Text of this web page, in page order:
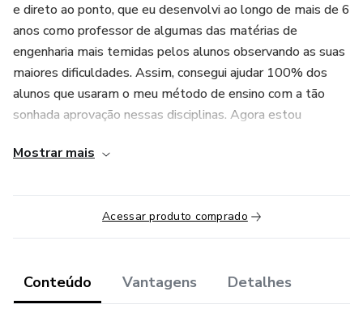
e direto ao ponto, que eu desenvolvi ao longo de mais de 6
anos como professor de algumas das matérias de
engenharia mais temidas pelos alunos observando as suas
maiores dificuldades. Assim, consegui ajudar 100% dos
alunos que usaram o meu método de ensino com a tão
sonhada aprovação nessas disciplinas. Agora estou
juntos e para que você seja aprovado sem passar pelas
Minha experiência como Engenheiro de Processos atuando
em diversos projetos para diferentes segmentos
desenvolvido para qualquer pessoa que deseja entender
Mecânica dos Fluidos!
Mostrar mais
Acessar produto comprado
Conteúdo Vantagens Detalhes